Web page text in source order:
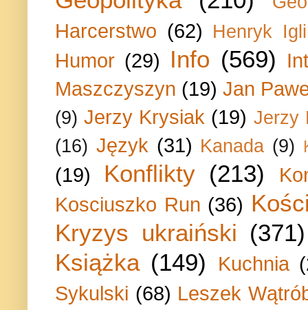
Harcerstwo (62) Henryk
Humor (29) Info (569)
Maszczyszyn (19) Jan
(9) Jerzy Krysiak (19) Jerzy
(16) Język (31) Kanada (9)
(19) Konflikty (213)
Kosciuszko Run (36)
Kryzys ukraiński (371)
Książka (149) Kuchnia
Sykulski (68) Leszek